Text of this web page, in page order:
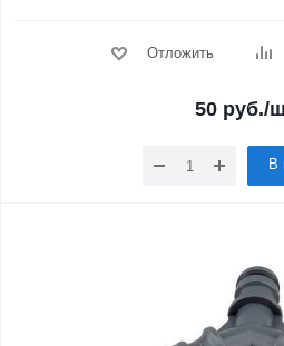
Отложить
50 руб./
В